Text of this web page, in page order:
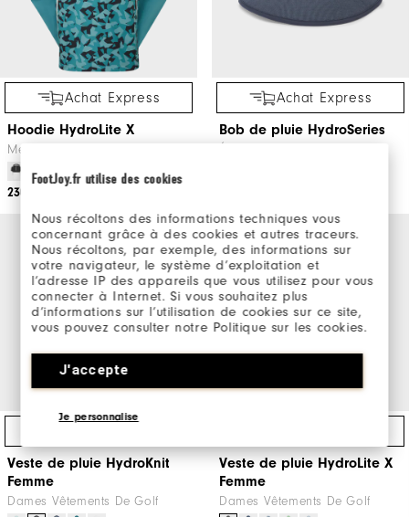
FootJoy.fr utilise des cookies
Nous récoltons des informations techniques vous
concernant grâce à des cookies et autres traceurs.
Nous récoltons, par exemple, des informations sur
votre navigateur, le système d’exploitation et
l’adresse IP des appareils que vous utilisez pour vous
connecter à Internet. Si vous souhaitez plus
d’informations sur l’utilisation de cookies sur ce site,
vous pouvez consulter notre Politique sur les cookies.
J'accepte
Je personnalise
Achat Express
Hoodie HydroLite X
Messieurs Vêtements De Golf
230€
Achat Express
Bob de pluie HydroSeries
Veste de pluie HydroKnit
Femme
Dames Vêtements De Golf
NOUVEAU
Veste de pluie HydroLite X
Femme
Dames Vêtements De Golf